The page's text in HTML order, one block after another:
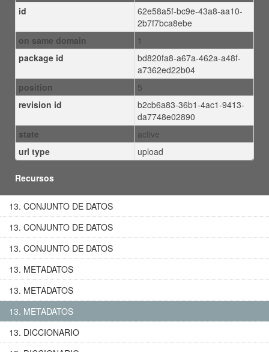
id
62e58a5f-bc9e-43a8-aa10-
2b7f7bca8ebe
on same domain
1
package id
bd820fa8-a67a-462a-a48f-
a7362ed22b04
position
5
revision id
b2cb6a83-36b1-4ac1-9413-
da7748e02890
state
active
url type
upload
Recursos
13. CONJUNTO DE DATOS
13. CONJUNTO DE DATOS
13. CONJUNTO DE DATOS
13. METADATOS
13. METADATOS
13. METADATOS
13. DICCIONARIO